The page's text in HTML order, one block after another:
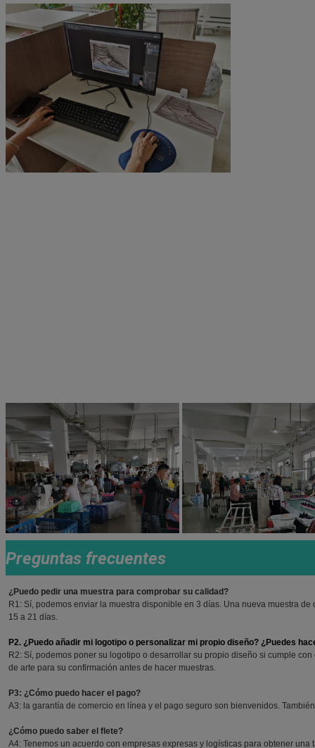
Preguntas frecuentes
¿Puedo pedir una muestra para comprobar su calidad?
R1: Sí, podemos enviar la muestra disponible en 3 días. Una nueva muestra
15 a 21 días.
P2. ¿Puedo añadir mi logotipo o personalizar mi propio diseño? ¿Puedes
R2: Sí, podemos poner su logotipo o desarrollar su propio diseño si cumple
de arte para su confirmación antes de hacer muestras.
P3: ¿Cómo puedo hacer el pago?
A3: la garantía de comercio en línea y el pago seguro son bienvenidos.
¿Cómo puedo saber el flete?
A4: Tenemos un acuerdo con empresas expresas y logísticas para obtener